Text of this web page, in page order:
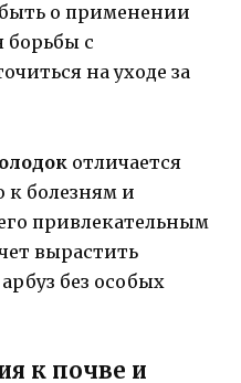
о применении
борьбы с
на уходе за
отличается
к болезням и
привлекательным
вырастить
без особых
к почве и